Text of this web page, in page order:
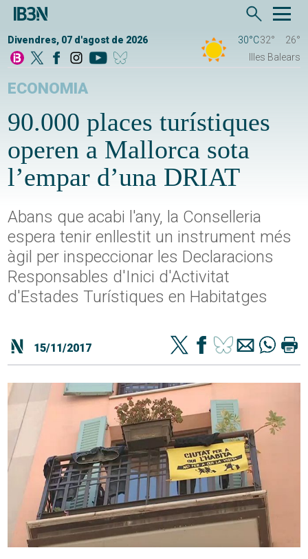
Divendres, 07 d'agost de 2026 30°C32°
26°
Illes Balears
ECONOMIA
90.000 places turístiques
operen a Mallorca sota
l’empar d’una DRIAT
Abans que acabi l'any, la Conselleria
espera tenir enllestit un instrument més
àgil per inspeccionar les Declaracions
Responsables d'Inici d'Activitat
d'Estades Turístiques en Habitatges
15/11/2017